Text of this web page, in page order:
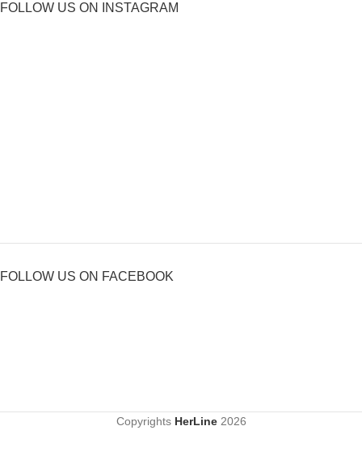
FOLLOW US ON INSTAGRAM
FOLLOW US ON FACEBOOK
Copyrights HerLine 2026